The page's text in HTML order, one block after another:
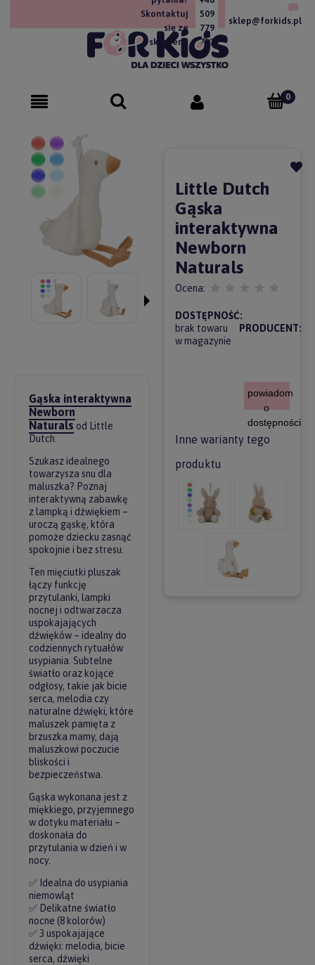
Skontaktuj
się ze
sklepem!
509
779
757
sklep@forkids.pl
Gąska interaktywna
Newborn
Naturals od Little
Dutch.
Szukasz idealnego
towarzysza snu dla
maluszka? Poznaj
interaktywną zabawkę
z lampką i dźwiękiem –
uroczą gąskę, która
pomoże dziecku zasnąć
spokojnie i bez stresu.
Ten mięciutki pluszak
łączy funkcję
przytulanki, lampki
nocnej i odtwarzacza
uspokajających
dźwięków – idealny do
codziennych rytuałów
usypiania. Subtelne
światło oraz kojące
odgłosy, takie jak bicie
serca, melodia czy
naturalne dźwięki, które
maluszek pamięta z
brzuszka mamy, dają
maluszkowi poczucie
bliskości i
bezpieczeństwa.
Gąska wykonana jest z
miękkiego, przyjemnego
w dotyku materiału –
doskonała do
przytulania w dzień i w
nocy.
✅ Idealna do usypiania
niemowląt
✅ Delikatne światło
nocne (8 kolorów)
✅ 3 uspokajające
dźwięki: melodia, bicie
serca, dźwięki
Little Dutch
Gąska
interaktywna
Newborn
Naturals
Ocena:
DOSTĘPNOŚĆ:
brak towaru
w magazynie
PRODUCENT:
powiadom
o
dostępności
Inne warianty tego
produktu